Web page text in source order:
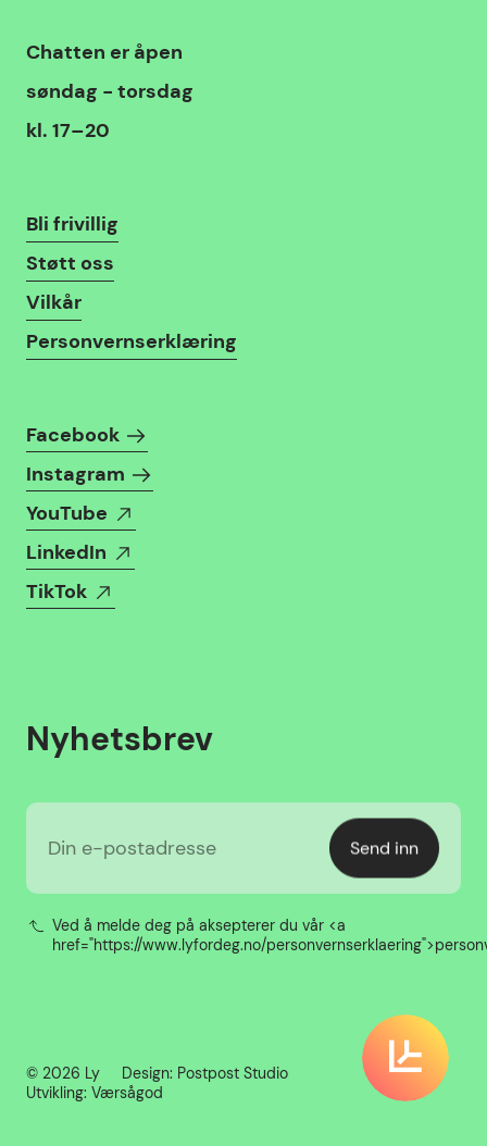
Chat
Chatten er åpen
søndag - torsdag
kl. 17–20
Lenker
Bli frivillig
Støtt oss
Vilkår
Personvernserklæring
Følg oss i sosiale medier
Facebook
Instagram
YouTube
LinkedIn
TikTok
Nyhetsbrev
Din e-postadresse Send inn
Ved å melde deg på aksepterer du vår <a
href="https://www.lyfordeg.no/
© 2026 Ly Design: Postpost Studio
Utvikling: Værsågod